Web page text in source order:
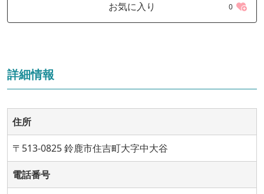
お気に入り 0
詳細情報
住所
〒513-0825 鈴鹿市住吉町大字中大谷
電話番号